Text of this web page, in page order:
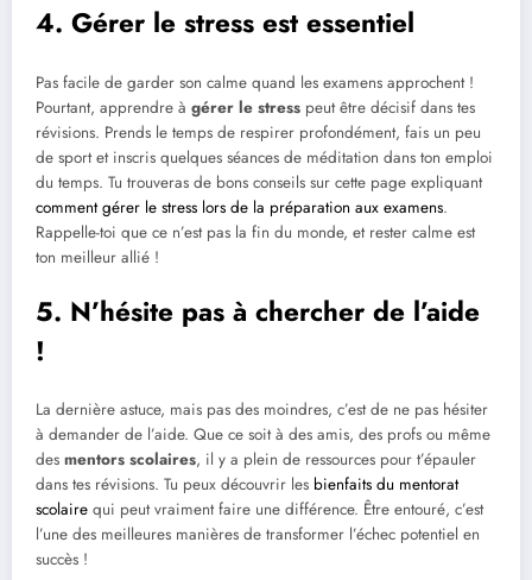
4. Gérer le stress est essentiel
Pas facile de garder son calme quand les examens approchent !
Pourtant, apprendre à gérer le stress peut être décisif dans tes
révisions. Prends le temps de respirer profondément, fais un peu
de sport et inscris quelques séances de méditation dans ton emploi
du temps. Tu trouveras de bons conseils sur cette page expliquant
comment gérer le stress lors de la préparation aux examens.
Rappelle-toi que ce n’est pas la fin du monde, et rester calme est
ton meilleur allié !
5. N’hésite pas à chercher de l’aide
!
La dernière astuce, mais pas des moindres, c’est de ne pas hésiter
à demander de l’aide. Que ce soit à des amis, des profs ou même
des mentors scolaires, il y a plein de ressources pour t’épauler
dans tes révisions. Tu peux découvrir les bienfaits du mentorat
scolaire qui peut vraiment faire une différence. Être entouré, c’est
l’une des meilleures manières de transformer l’échec potentiel en
succès !